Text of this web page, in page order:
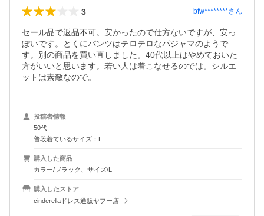
3 bfw********さん
セール品で返品不可。安かったので仕方ないですが、安っ
ぽいです。とくにパンツはテロテロなパジャマのようで
す。別の商品を買い直しました。40代以上はやめておいた
方がいいと思います。若い人は着こなせるのでは。シルエ
ットは素敵なので。
投稿者情報
50代
普段着ているサイズ：L
購入した商品
カラー/ブラック、サイズ/L
購入したストア
cinderellaドレス通販ヤフー店